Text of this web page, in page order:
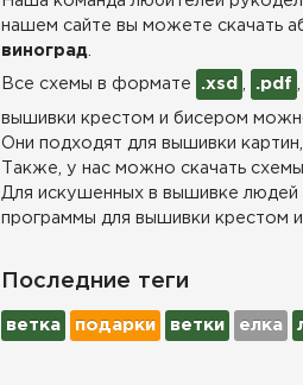
нашем сайте вы можете скачать
виноград
Все схемы в формате .xsd .pdf
вышивки крестом и бисером
Они подходят для вышивки
Также, у нас можно скачать
Для искушенных в вышивке
программы для вышивки крестом
Последние теги
ветка подарки ветки елка